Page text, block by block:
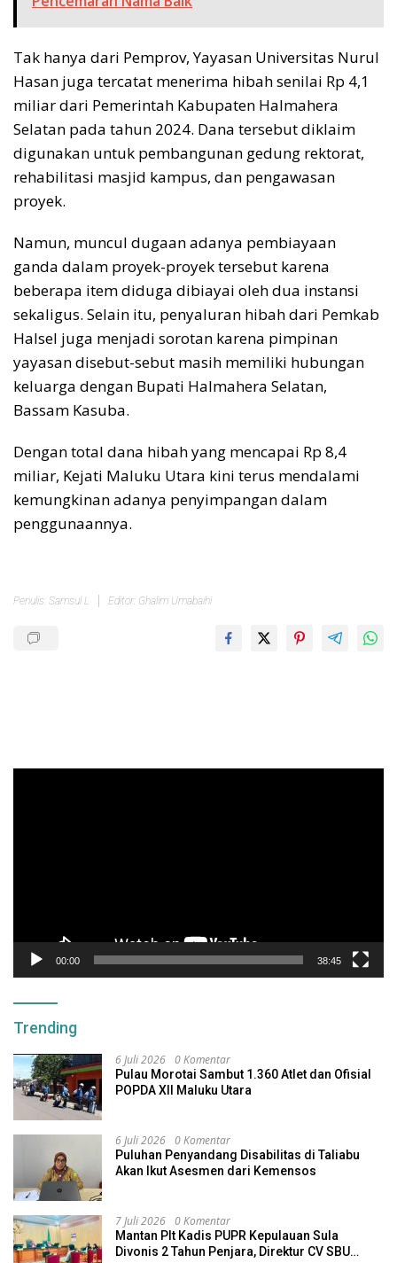
Tak hanya dari Pemprov, Yayasan Universitas Nurul
Hasan juga tercatat menerima hibah senilai Rp 4,1
miliar dari Pemerintah Kabupaten Halmahera
Selatan pada tahun 2024. Dana tersebut diklaim
digunakan untuk pembangunan gedung rektorat,
rehabilitasi masjid kampus, dan pengawasan
proyek.
Namun, muncul dugaan adanya pembiayaan
ganda dalam proyek-proyek tersebut karena
beberapa item diduga dibiayai oleh dua instansi
sekaligus. Selain itu, penyaluran hibah dari Pemkab
Halsel juga menjadi sorotan karena pimpinan
yayasan disebut-sebut masih memiliki hubungan
keluarga dengan Bupati Halmahera Selatan,
Bassam Kasuba.
Dengan total dana hibah yang mencapai Rp 8,4
miliar, Kejati Maluku Utara kini terus mendalami
kemungkinan adanya penyimpangan dalam
penggunaannya.
Penulis: Samsul L Editor: Ghalim Umabaihi
00:00 38:45
Trending
6 Juli 2026 0 Komentar
Pulau Morotai Sambut 1.360 Atlet dan Ofisial
POPDA XII Maluku Utara
6 Juli 2026 0 Komentar
Puluhan Penyandang Disabilitas di Taliabu
Akan Ikut Asesmen dari Kemensos
7 Juli 2026 0 Komentar
Mantan Plt Kadis PUPR Kepulauan Sula
Divonis 2 Tahun Penjara, Direktur CV SBU